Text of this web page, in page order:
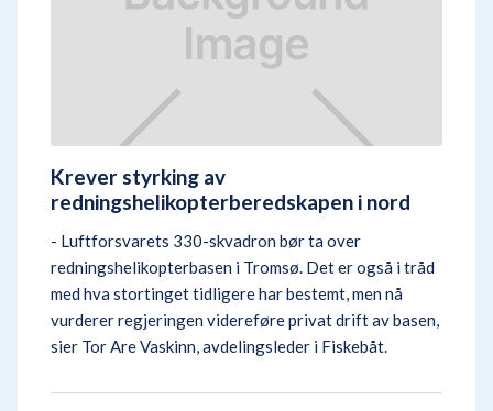
Krever styrking av
redningshelikopterberedskapen i nord
- Luftforsvarets 330-skvadron bør ta over
redningshelikopterbasen i Tromsø. Det er også i tråd
med hva stortinget tidligere har bestemt, men nå
vurderer regjeringen videreføre privat drift av basen,
sier Tor Are Vaskinn, avdelingsleder i Fiskebåt.